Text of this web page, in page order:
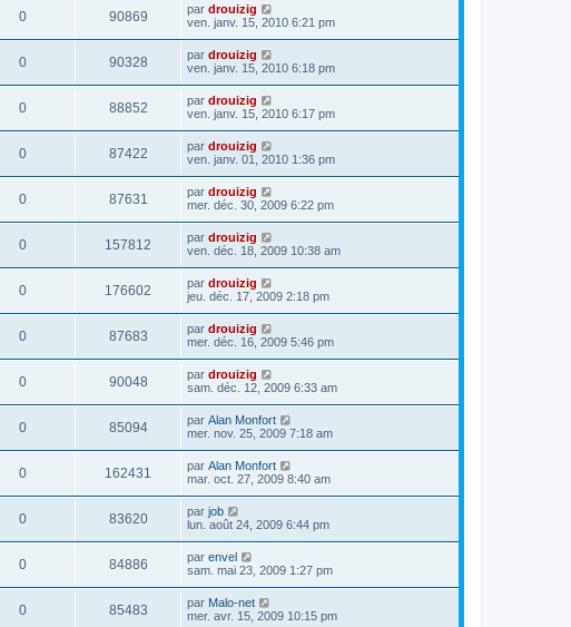
0 90869 par drouizig
ven. janv. 15, 2010 6:21 pm
0 90328 par drouizig
ven. janv. 15, 2010 6:18 pm
0 88852 par drouizig
ven. janv. 15, 2010 6:17 pm
0 87422 par drouizig
ven. janv. 01, 2010 1:36 pm
0 87631 par drouizig
mer. déc. 30, 2009 6:22 pm
0 157812 par drouizig
ven. déc. 18, 2009 10:38 am
0 176602 par drouizig
jeu. déc. 17, 2009 2:18 pm
0 87683 par drouizig
mer. déc. 16, 2009 5:46 pm
0 90048 par drouizig
sam. déc. 12, 2009 6:33 am
0 85094 par Alan Monfort
mer. nov. 25, 2009 7:18 am
0 162431 par Alan Monfort
mar. oct. 27, 2009 8:40 am
0 83620 par job
lun. août 24, 2009 6:44 pm
0 84886 par envel
sam. mai 23, 2009 1:27 pm
0 85483 par Malo-net
mer. avr. 15, 2009 10:15 pm